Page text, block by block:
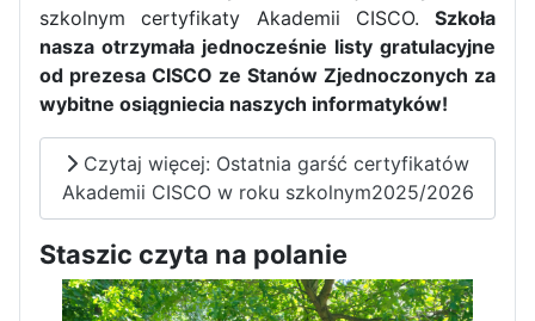
zawodowych naszych uczniów
w Portugalii za nami!
szkolnym certyfikaty Akademii CISCO. Szkoła
nasza otrzymała jednocześnie listy gratulacyjne
od prezesa CISCO ze Stanów Zjednoczonych za
wybitne osiągniecia naszych informatyków!
Czytaj więcej: Ostatnia garść certyfikatów
Akademii CISCO w roku szkolnym2025/2026
Staszic czyta na polanie